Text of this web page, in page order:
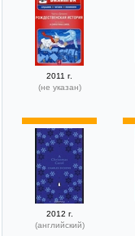
2011 г.
(не указан)
2012 г.
(английский)